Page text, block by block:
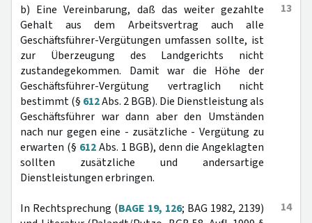
13
b) Eine Vereinbarung, daß das weiter gezahlte
Gehalt aus dem Arbeitsvertrag auch alle
Geschäftsführer-Vergütungen umfassen sollte, ist
zur Überzeugung des Landgerichts nicht
zustandegekommen. Damit war die Höhe der
Geschäftsführer-Vergütung vertraglich nicht
bestimmt (§ 612Abs. 2 BGB). Die Dienstleistung als
Geschäftsführer war dann aber den Umständen
nach nur gegen eine - zusätzliche - Vergütung zu
erwarten (§ 612Abs. 1 BGB), denn die Angeklagten
sollten zusätzliche und andersartige
Dienstleistungen erbringen.
14
In Rechtsprechung (BAGE 19, 126; BAG 1982, 2139)